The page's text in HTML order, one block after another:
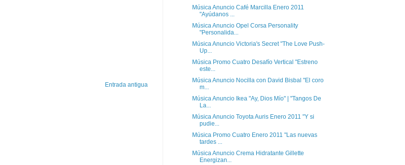
Entrada antigua
Música Anuncio Café Marcilla Enero 2011
"Ayúdanos ...
Música Anuncio Opel Corsa Personality
"Personalida...
Música Anuncio Victoria's Secret "The Love Push-
Up...
Música Promo Cuatro Desafío Vertical "Estreno
este...
Música Anuncio Nocilla con David Bisbal "El coro
m...
Música Anuncio Ikea "Ay, Dios Mío" | "Tangos De
La...
Música Anuncio Toyota Auris Enero 2011 "Y si
pudie...
Música Promo Cuatro Enero 2011 "Las nuevas
tardes ...
Música Anuncio Crema Hidratante Gillette
Energizan...